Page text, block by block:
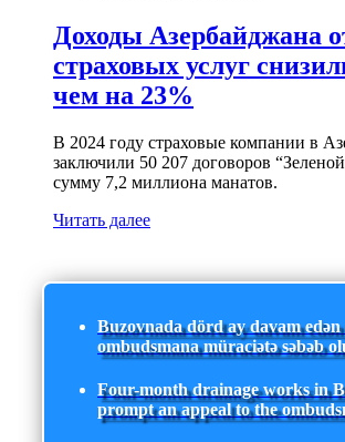
Доходы Азербайджана
страховых услуг
чем на 23%
В 2024 году страховые компании в
заключили 50 207 договоров
сумму 7,2 миллиона манатов.
Читать далее
Buzovnada dörd ay davam
ombudsmana müraciətə səbəb
Four-month drainage works in
prompt an appeal to the